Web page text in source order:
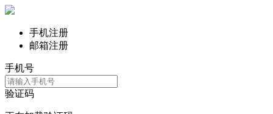
手机注册
邮箱注册
手机号
验证码